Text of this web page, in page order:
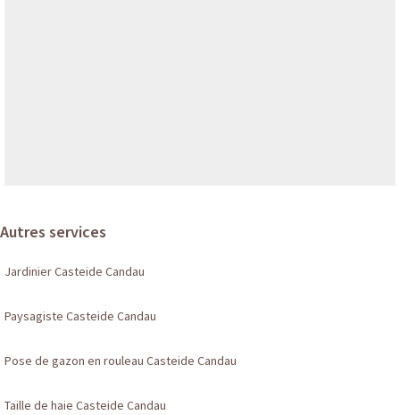
Autres services
Jardinier Casteide Candau
Paysagiste Casteide Candau
Pose de gazon en rouleau Casteide Candau
Taille de haie Casteide Candau